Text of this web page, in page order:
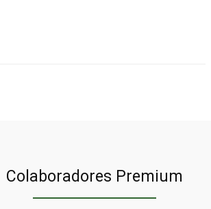
Colaboradores Premium